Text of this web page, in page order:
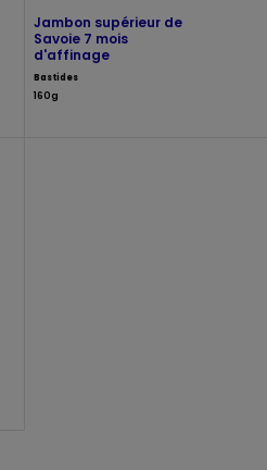
Jambon supérieur de
Savoie 7 mois
d'affinage
Bastides
160g